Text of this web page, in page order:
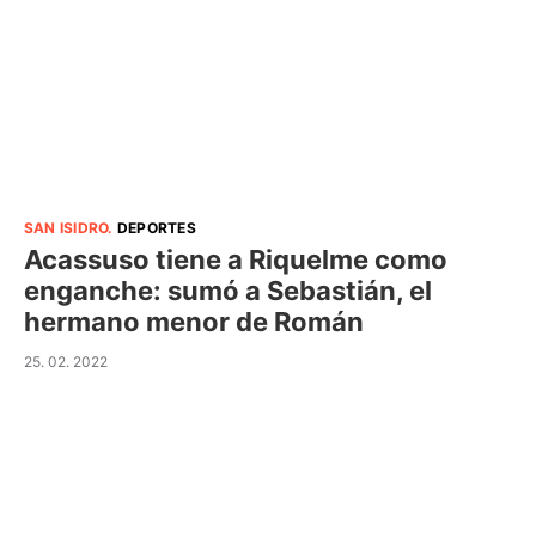
SAN ISIDRO. DEPORTES
Acassuso tiene a Riquelme como
enganche: sumó a Sebastián, el
hermano menor de Román
25. 02. 2022